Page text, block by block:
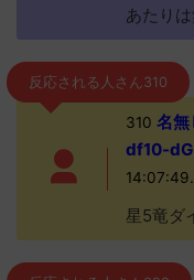
あたり
反応される人さん310
310 名無
df10-
星5竜ダ